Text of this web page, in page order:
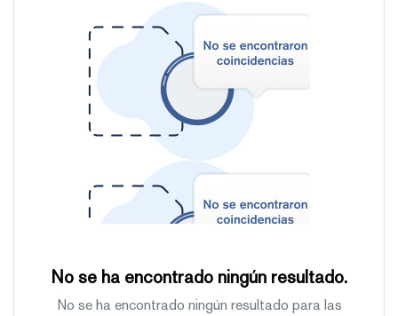
No se ha encontrado ningún resultado.
No se ha encontrado ningún resultado para las